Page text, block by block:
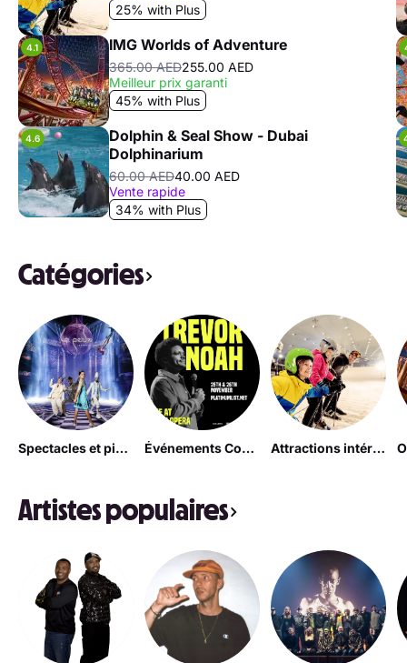
25% with Plus
4.1 IMG Worlds of Adventure
365.00 AED255.00 AED
Meilleur prix garanti
45% with Plus
4.6
Dolphin & Seal Show - Dubai
Dolphinarium
60.00 AED40.00 AED
Vente rapide
34% with Plus
Catégories
Spectacles et pièces de théâtre Événements Comiques Attractions intérieures
Artistes populaires